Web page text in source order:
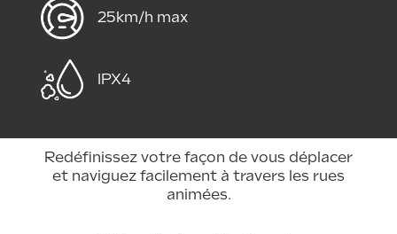
25km/h max
IPX4
Redéfinissez votre façon de vous déplacer
et naviguez facilement à travers les rues
animées.